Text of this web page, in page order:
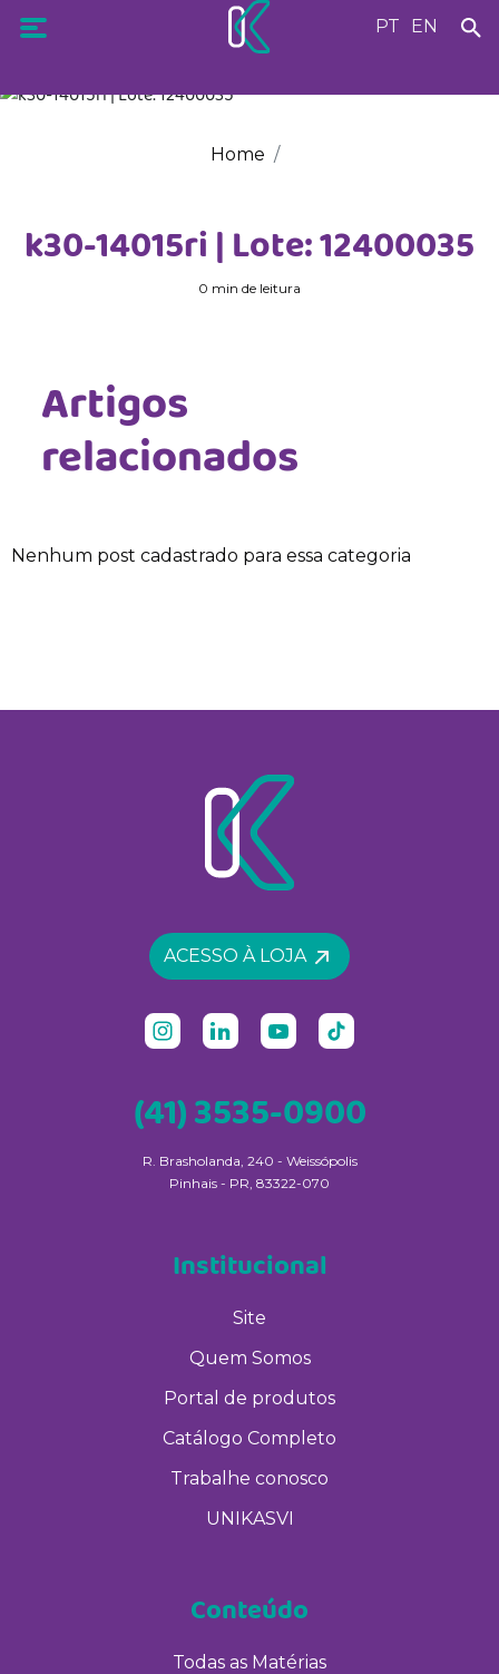
PT EN
Home
k30-14015ri | Lote: 12400035
0 min de leitura
Artigos
relacionados
Nenhum post cadastrado para essa categoria
ACESSO À LOJA
(41) 3535-0900
R. Brasholanda, 240 - Weissópolis
Pinhais - PR, 83322-070
Institucional
Site
Quem Somos
Portal de produtos
Catálogo Completo
Trabalhe conosco
UNIKASVI
Conteúdo
Todas as Matérias